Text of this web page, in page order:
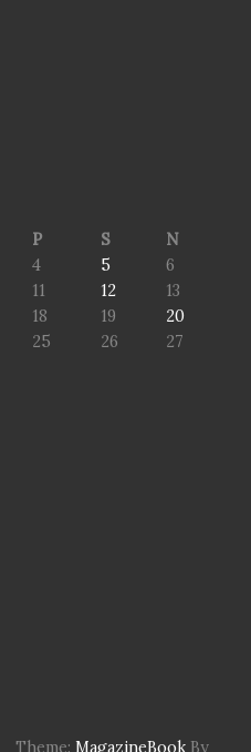
P S
N
4 5
6
11 12
13
18 19
20
25 26
27